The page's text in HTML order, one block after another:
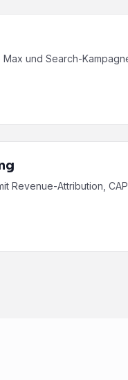
und Search-
Revenue-Attribution,